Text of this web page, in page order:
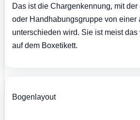
Das ist die Chargenkennung, mit
oder Handhabungsgruppe von einer
unterschieden wird. Sie ist meist
auf dem Boxetikett.
Bogenlayout